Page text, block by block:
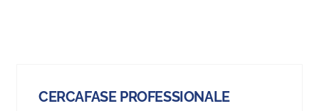
CERCAFASE PROFESSIONALE